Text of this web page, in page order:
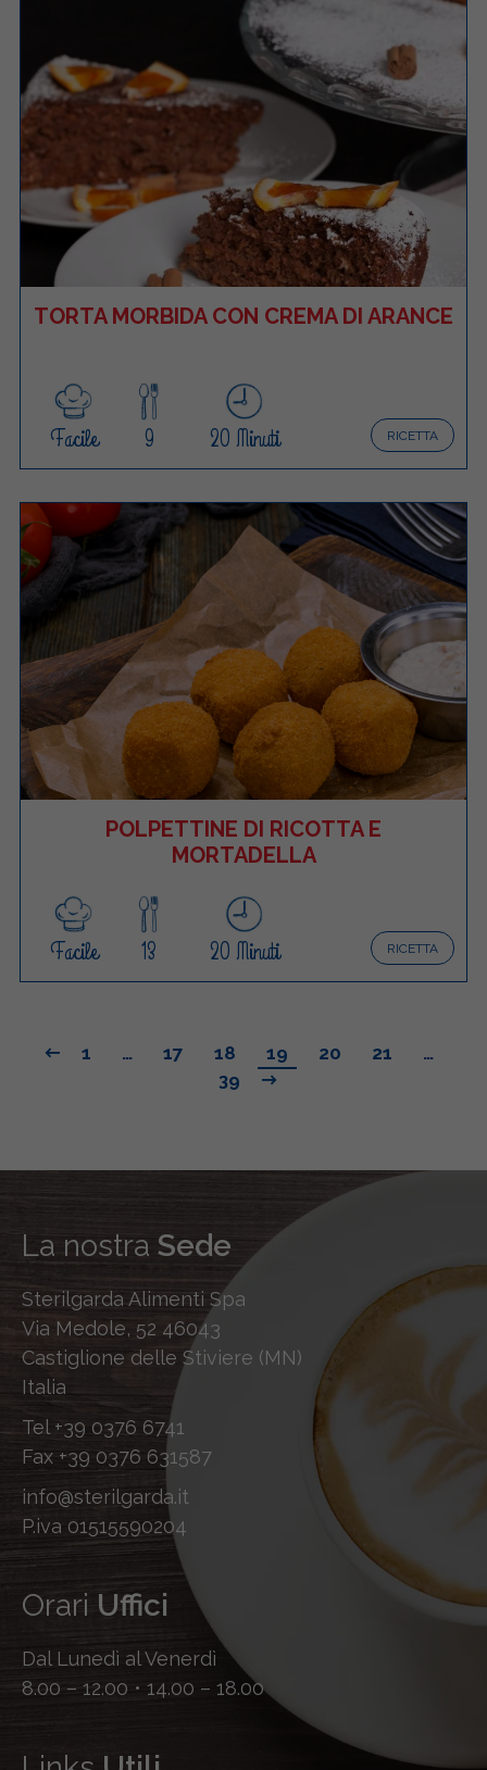
TORTA MORBIDA CON CREMA DI ARANCE
RICETTA
Facile 9 20 Minuti
POLPETTINE DI RICOTTA E
MORTADELLA
RICETTA
Facile 13 20 Minuti
1 … 17 18 19 20 21
…
39
La nostra Sede
Sterilgarda Alimenti Spa
Via Medole, 52 46043
Castiglione delle Stiviere (MN)
Italia
Tel +39 0376 6741
Fax +39 0376 631587
info@sterilgarda.it
P.iva 01515590204
Orari Uffici
Dal Lunedì al Venerdì
8.00 – 12.00 • 14.00 – 18.00